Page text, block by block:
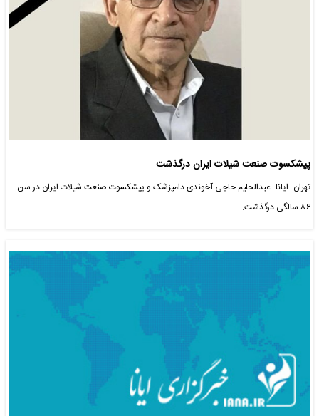
پیشکسوت صنعت شیلات ایران درگذشت
تهران- ایانا- عبدالحلیم حاجی آخوندی دامپزشک و پیشکسوت صنعت شیلات ایران در سن
٨۶ سالگی درگذشت.